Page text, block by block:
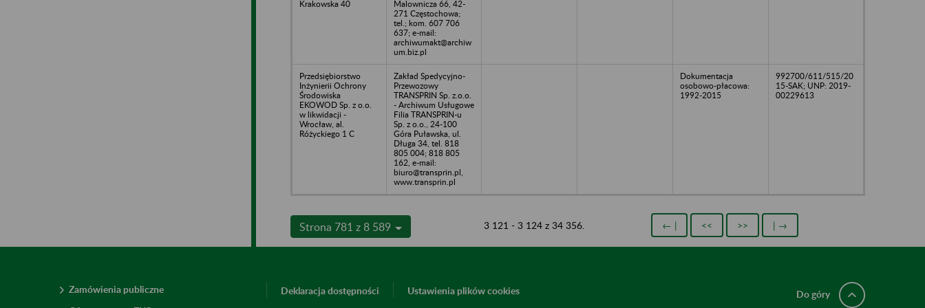
Krakowska 40
Malownicza 66, 42-
271 Częstochowa;
tel.; kom. 607 706
637; e-mail:
archiwumakt@archiw
um.biz.pl
Przedsiębiorstwo
Inżynierii Ochrony
Środowiska
EKOWOD Sp. z o.o.
w likwidacji -
Wrocław, al.
Różyckiego 1 C
Zakład Spedycyjno-
Przewozowy
TRANSPRIN Sp. z.o.o.
- Archiwum Usługowe
Filia TRANSPRIN-u
Sp. z o.o., 24-100
Góra Puławska, ul.
Długa 34, tel. 818
805 004; 818 805
162, e-mail:
biuro@transprin.pl,
www.transprin.pl
Dokumentacja
osobowo-płacowa:
1992-2015
992700/611/515/20
15-SAK; UNP: 2019-
00229613
Strona 781 z 8 589 3 121 - 3 124 z 34 356. ← | << >> | →
Zamówienia publiczne
Deklaracja dostępności Ustawienia plików cookies Do góry